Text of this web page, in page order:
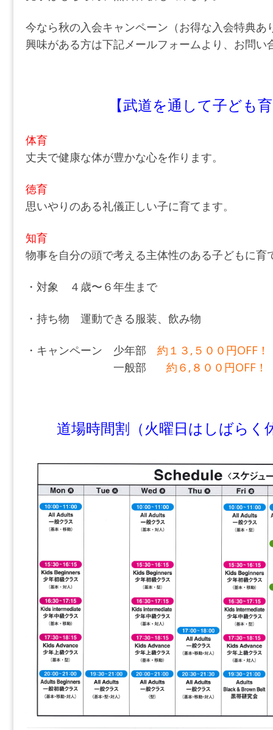
今なら秋の入会キャンペーン（お得な入会特典あ
興味がある方は下記メールフォームより、お問い
【武道を通して子ども
体育
丈夫で健康な体が豊かな心を作ります。
徳育
思いやりのある礼儀正しい子に育てます。
知育
物事を自分の頭で考える主体性のある子どもに育
・対象 ４歳〜６年生まで
・持ち物 運動できる服装、飲み物
・キャンペーン 少年部 約１３,５００円OFF！
一般部 約６,８００円OFF！
道場時間割（火曜日はしばらく